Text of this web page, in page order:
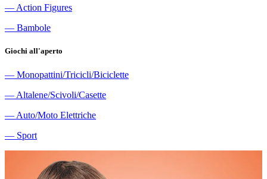
― Action Figures
― Bambole
Giochi all'aperto
― Monopattini/Tricicli/Biciclette
― Altalene/Scivoli/Casette
― Auto/Moto Elettriche
― Sport